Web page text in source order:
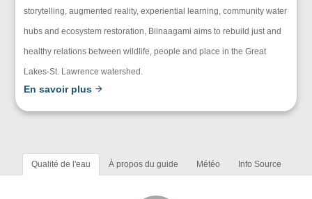
storytelling, augmented reality, experiential learning, community water
hubs and ecosystem restoration, Biinaagami aims to rebuild just and
healthy relations between wildlife, people and place in the Great
Lakes-St. Lawrence watershed.
En savoir plus
Qualité de l'eau À propos du guide Météo Info Source